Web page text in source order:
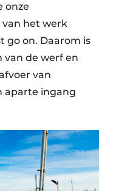
onze
van het werk
go on. Daarom is
van de werf en
van
aparte ingang